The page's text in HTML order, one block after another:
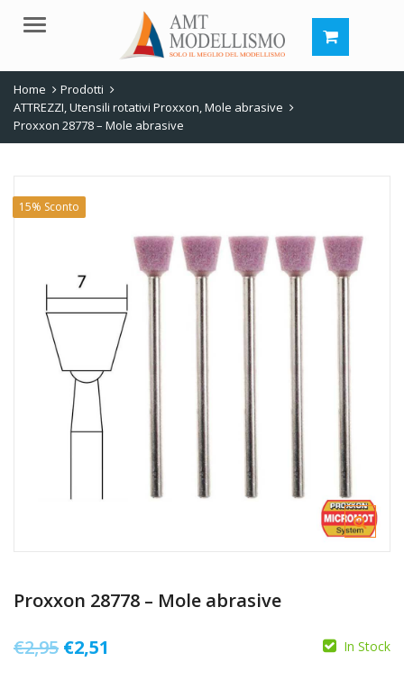
Menu
Home
Prodotti
ATTREZZI,Utensili rotativi Proxxon,Mole abrasive
Proxxon 28778 – Mole abrasive
15% Sconto
Proxxon 28778 – Mole abrasive
€2,95 Il
€2,51 In Stock